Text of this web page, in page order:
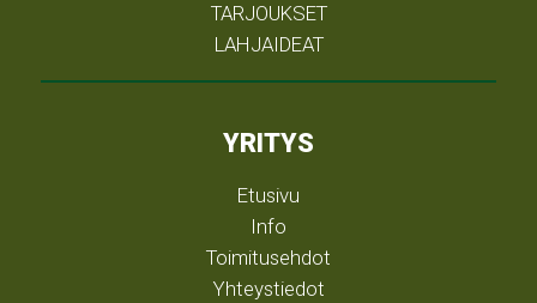
TARJOUKSET
LAHJAIDEAT
YRITYS
Etusivu
Info
Toimitusehdot
Yhteystiedot